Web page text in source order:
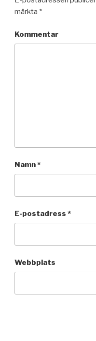
märkta *
Kommentar
Namn*
E-postadress *
Webbplats